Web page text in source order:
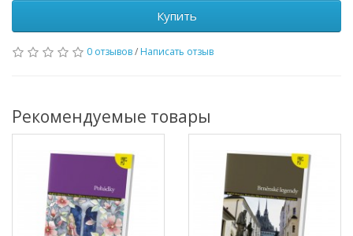
Купить
0 отзывов/ Написать отзыв
Рекомендуемые товары